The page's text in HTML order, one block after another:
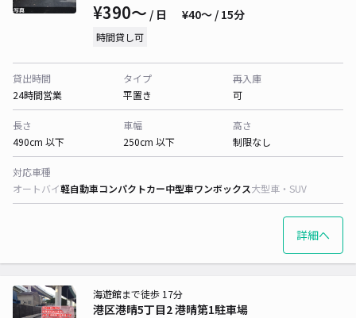
¥390〜 / 日 ¥40〜 / 15分
時間貸し可
貸出時間
24時間営業
タイプ
平置き
再入庫
可
長さ
490cm 以下
車幅
250cm 以下
高さ
制限なし
対応車種
オートバイ軽自動車コンパクトカー中型車ワンボックス大型車・SUV
詳細へ
港区港晴5丁目2 港晴第1駐車場
海遊館まで徒歩 17分